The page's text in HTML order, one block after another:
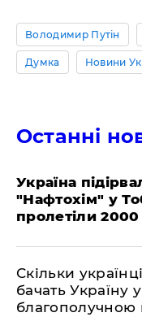
Володимир Путін
Думка Новини
Останні
Україна
"Нафтохім" у
пролетіли
Скільки
бачать Україну
благополучною